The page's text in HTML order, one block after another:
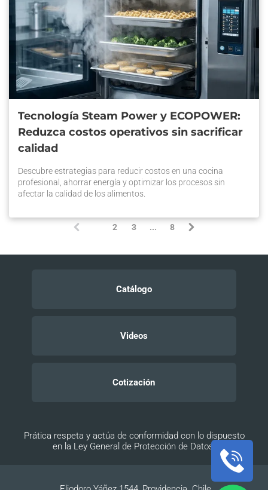
Chile.
Tecnología Steam Power y ECOPOWER:
Reduzca costos operativos sin sacrificar
calidad
Descubre estrategias para reducir costos en una cocina
profesional, ahorrar energía y optimizar los procesos sin
afectar la calidad de los alimentos.
2 3 ... 8
Catálogo
Videos
Cotización
Prática respeta y actúa de conformidad con lo dispuesto
en la Ley General de Protección de Datos.